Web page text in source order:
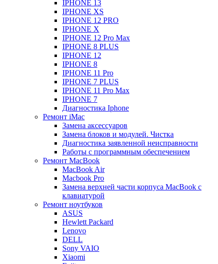
IPHONE 13
IPHONE XS
IPHONE 12 PRO
IPHONE X
IPHONE 12 Pro Max
IPHONE 8 PLUS
IPHONE 12
IPHONE 8
IPHONE 11 Pro
IPHONE 7 PLUS
IPHONE 11 Pro Max
IPHONE 7
Диагностика Iphone
Ремонт iMac
Замена аксессуаров
Замена блоков и модулей. Чистка
Диагностика заявленной неисправности
Работы с программным обеспечением
Ремонт MacBook
MacBook Air
Macbook Pro
Замена верхней части корпуса MacBook с
клавиатурой
Ремонт ноутбуков
ASUS
Hewlett Packard
Lenovo
DELL
Sony VAIO
Xiaomi